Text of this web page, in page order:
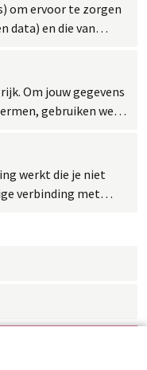
om ervoor te zorgen
data) en die van
Om jouw gegevens
gebruiken we
werkt die je niet
verbinding met